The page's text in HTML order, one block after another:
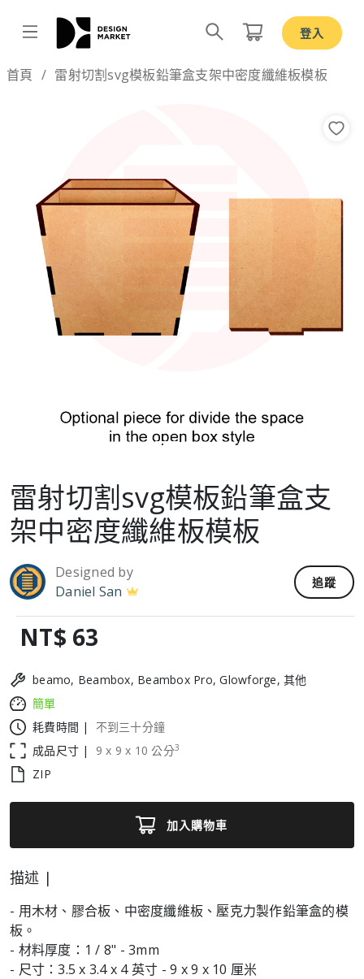
登入
首頁 雷射切割svg模板鉛筆盒支架中密度纖維板模板
Previous
雷射切割svg模板鉛筆盒支
架中密度纖維板模板
Designed by
Daniel San
追蹤
NT$ 63
beamo, Beambox, Beambox Pro, Glowforge, 其他
簡單
耗費時間 |
不到三十分鐘
成品尺寸 |
9 x 9 x 10 公分3
ZIP
加入購物車
描述 |
- 用木材、膠合板、中密度纖維板、壓克力製作鉛筆盒的模
板。
- 材料厚度：1 / 8" - 3mm
- 尺寸：3.5 x 3.4 x 4 英寸 - 9 x 9 x 10 厘米